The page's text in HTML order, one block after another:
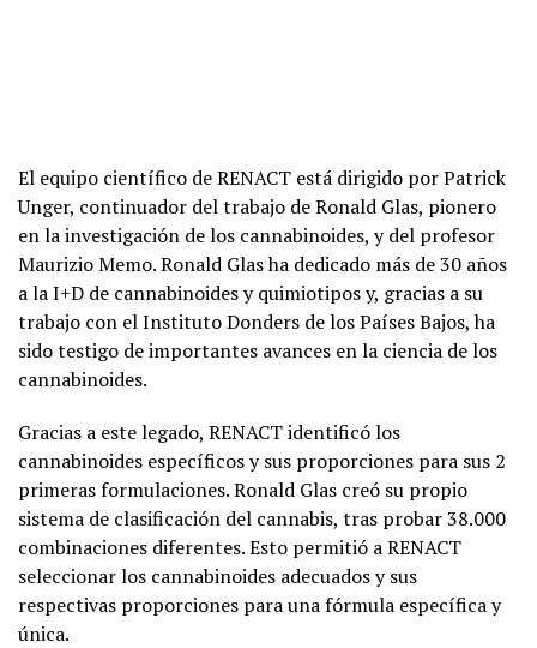
El equipo científico de RENACT está dirigido por Patrick
Unger, continuador del trabajo de Ronald Glas, pionero
en la investigación de los cannabinoides, y del profesor
Maurizio Memo. Ronald Glas ha dedicado más de 30 años
a la I+D de cannabinoides y quimiotipos y, gracias a su
trabajo con el Instituto Donders de los Países Bajos, ha
sido testigo de importantes avances en la ciencia de los
cannabinoides.
Gracias a este legado, RENACT identificó los
cannabinoides específicos y sus proporciones para sus 2
primeras formulaciones. Ronald Glas creó su propio
sistema de clasificación del cannabis, tras probar 38.000
combinaciones diferentes. Esto permitió a RENACT
seleccionar los cannabinoides adecuados y sus
respectivas proporciones para una fórmula específica y
única.